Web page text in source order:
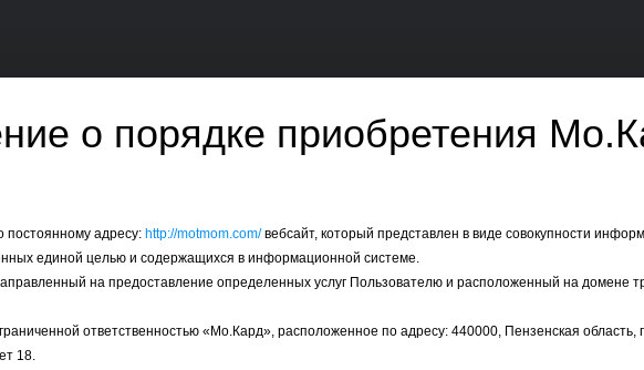
о порядке приобретения
адресу: http://motmom.com/веб­сайт, который представлен в виде совокупности
единой целью и содержащихся в информационной системе.
на предоставление определенных услуг Пользователю и расположенный на домене
ответственностью «Мо.Кард», расположенное по адресу: 440000, Пензенская область,
18.